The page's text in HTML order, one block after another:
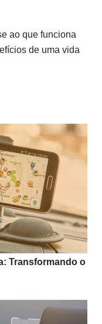
ao que funciona
de uma vida
Transformando o